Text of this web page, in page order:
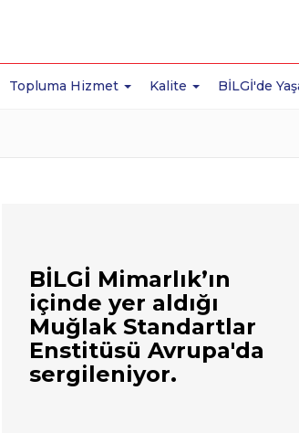
Topluma Hizmet Kalite BİLGİ'de
BİLGİ Mimarlık’ın
içinde yer aldığı
Muğlak Standartlar
Enstitüsü Avrupa'da
sergileniyor.